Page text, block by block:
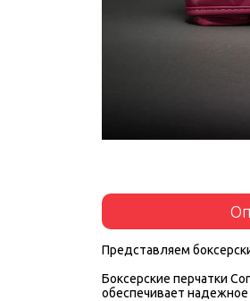
Представляем
Боксерские перчатки
обеспечивает